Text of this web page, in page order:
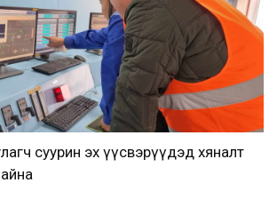
суурин эх үүсвэрүүдэд хяналт